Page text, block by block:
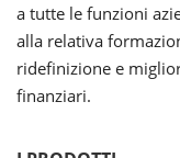
a tutte le funzioni
alla relativa
ridefinizione e
finanziari.